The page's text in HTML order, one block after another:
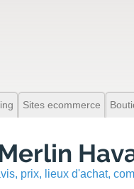
Sites ecommerce
prix, lieux d'achat,